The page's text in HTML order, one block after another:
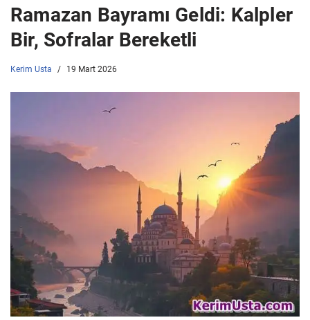
Ramazan Bayramı Geldi: Kalpler
Bir, Sofralar Bereketli
Kerim Usta 19 Mart 2026